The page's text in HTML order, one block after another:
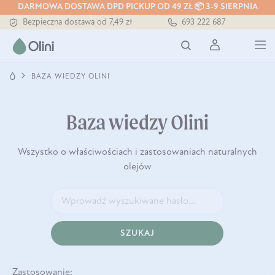
DARMOWA DOSTAWA DPD PICKUP OD 49 ZŁ 📦 3-9 SIERPNIA
Tłoczony zawsze na zimno
Bezpieczna dostawa od 7,49 zł
Tłoczony zawsze na zimno
693 222 687
BAZA WIEDZY OLINI
Baza wiedzy Olini
Wszystko o właściwościach i zastosowaniach naturalnych
olejów
SZUKAJ
Zastosowanie: